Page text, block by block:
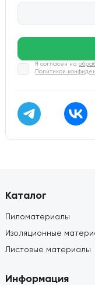
Я согласен на
Политикой
Каталог
Пиломатериалы
Изоляционные
Листовые материалы
Информация